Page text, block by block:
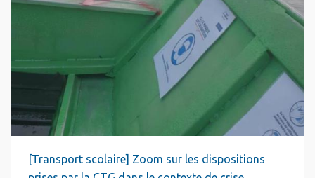
[Transport scolaire] Zoom sur les dispositions